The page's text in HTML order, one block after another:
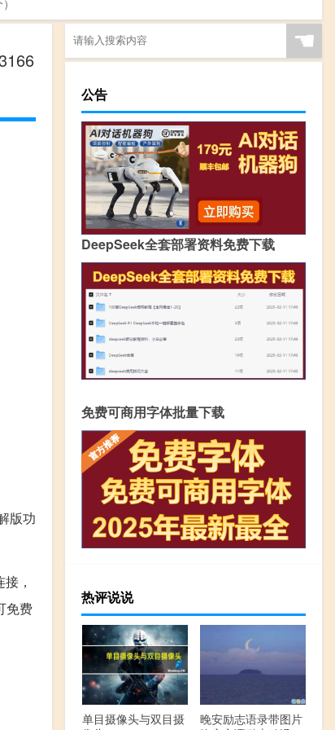
版功
，
免费
☚
公告
DeepSeek全套部署资料免费下载
免费可商用字体批量下载
热评说说
单目摄像头与双目摄
晚安励志语录带图片